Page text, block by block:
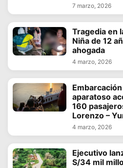
7 marzo, 2026
Tragedia en
Niña de 12
ahogada
4 marzo, 2026
aparatoso
160
Lorenzo –
4 marzo, 2026
Ejecutivo
S/34 mil